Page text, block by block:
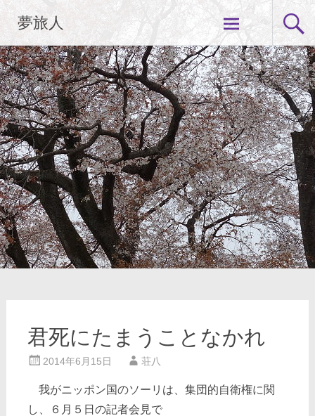
ン
ツ
へ
ス
キ
ッ
プ
夢旅人
君死にたまうことなかれ
2014年6月15日 荘八
我がニッポン国のソーリは、集団的自衛権に関
し、６月５日の記者会見で